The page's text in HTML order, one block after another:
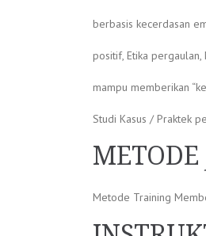
berbasis kecerdasan
positif, Etika pergaulan,
mampu memberikan
Studi Kasus / Praktek
METODE
Metode Training